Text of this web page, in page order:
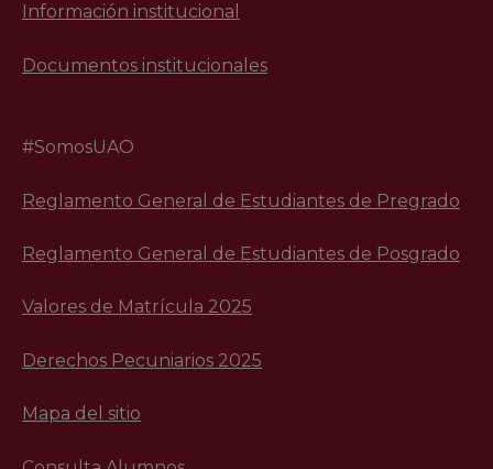
Información institucional
Documentos institucionales
#SomosUAO
Reglamento General de Estudiantes de Pregrado
Reglamento General de Estudiantes de Posgrado
Valores de Matrícula 2025
Derechos Pecuniarios 2025
Mapa del sitio